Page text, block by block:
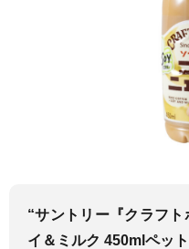
“サントリー『クラフ
イ＆ミルク 450mlペッ